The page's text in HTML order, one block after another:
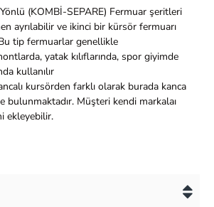
(KOMBİ-SEPARE) Fermuar şeritleri
ayrılabilir ve ikinci bir kürsör fermuarı
tip fermuarlar genellikle
yatak kılıflarında, spor giyimde
kullanılır
kursörden farklı olarak burada kanca
bulunmaktadır. Müşteri kendi markalaı
ekleyebilir.